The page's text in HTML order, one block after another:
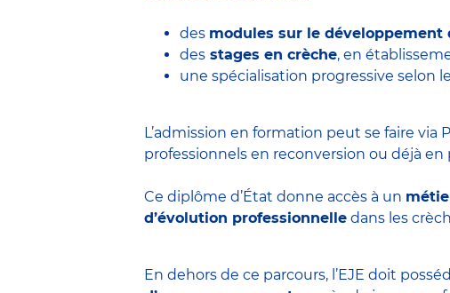
des modules sur le développement
des stages en crèche, en
une spécialisation progressive selon
L’admission en formation peut se faire via
professionnels en reconversion ou déjà en
Ce diplôme d’État donne accès à un
d’évolution professionnelle dans les
En dehors de ce parcours, l’EJE doit